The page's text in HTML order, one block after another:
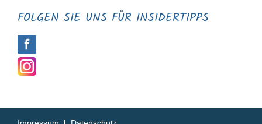
FOLGEN SIE UNS FÜR INSIDERTIPPS